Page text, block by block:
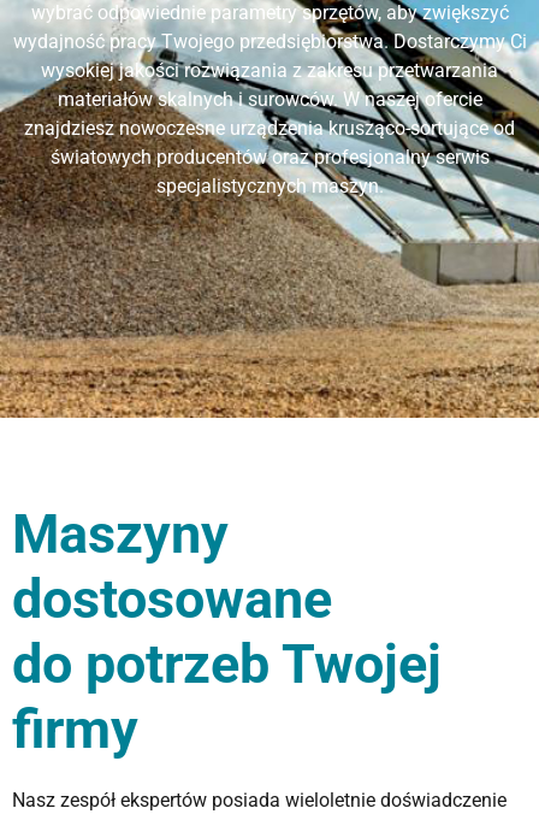
wybrać odpowiednie parametry sprzętów, aby zwiększyć
wydajność pracy Twojego przedsiębiorstwa. Dostarczymy Ci
wysokiej jakości rozwiązania z zakresu przetwarzania
materiałów skalnych i surowców. W naszej ofercie
znajdziesz nowoczesne urządzenia krusząco-sortujące od
światowych producentów oraz profesjonalny serwis
specjalistycznych maszyn.
Maszyny
dostosowane
do potrzeb Twojej
firmy
Nasz zespół ekspertów posiada wieloletnie doświadczenie